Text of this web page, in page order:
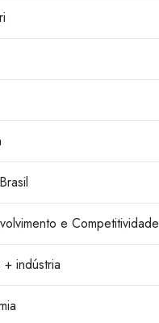
e Competitividade
indústria